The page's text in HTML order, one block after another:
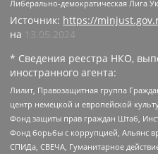
Либерально-демократическая Лига
Источник: https://
на
13.05.2024
* Сведения реестра НКО,
иностранного агента:
Лилит, Правозащитная группа
центр немецкой и европейской
Фонд защиты прав граждан Штаб,
Фонд борьбы с коррупцией, Альянс
СПИДа, СВЕЧА, Гуманитарное